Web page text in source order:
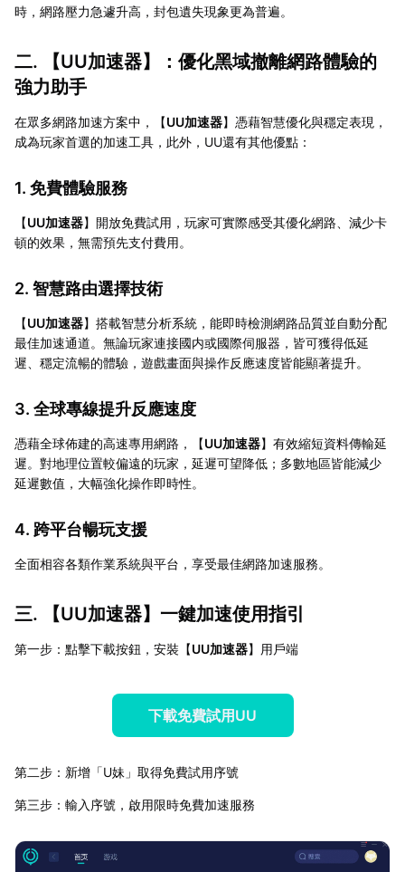
時，網路壓力急遽升高，封包遺失現象更為普遍。
二. 【UU加速器】：優化黑域撤離網路體驗的
強力助手
在眾多網路加速方案中，【UU加速器】憑藉智慧優化與穩定表現，
成為玩家首選的加速工具，此外，UU還有其他優點：
1. 免費體驗服務
【UU加速器】開放免費試用，玩家可實際感受其優化網路、減少卡
頓的效果，無需預先支付費用。
2. 智慧路由選擇技術
【UU加速器】搭載智慧分析系統，能即時檢測網路品質並自動分配
最佳加速通道。無論玩家連接國内或國際伺服器，皆可獲得低延
遲、穩定流暢的體驗，遊戲畫面與操作反應速度皆能顯著提升。
3. 全球專線提升反應速度
憑藉全球佈建的高速專用網路，【UU加速器】有效縮短資料傳輸延
遲。對地理位置較偏遠的玩家，延遲可望降低；多數地區皆能減少
延遲數值，大幅強化操作即時性。
4. 跨平台暢玩支援
全面相容各類作業系統與平台，享受最佳網路加速服務。
三. 【UU加速器】一鍵加速使用指引
第一步：點擊下載按鈕，安裝【UU加速器】用戶端
下載免費試用UU
第二步：新增「U妹」取得免費試用序號
第三步：輸入序號，啟用限時免費加速服務